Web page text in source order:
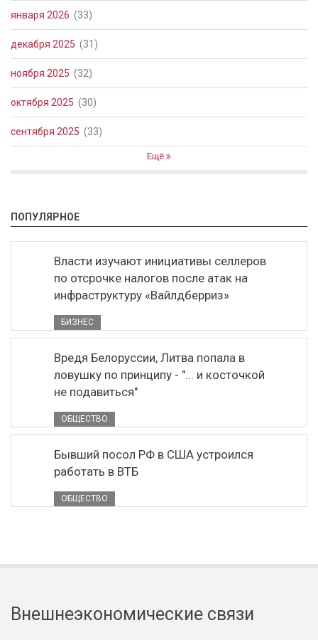
января 2026 (33)
декабря 2025 (31)
ноября 2025 (32)
октября 2025 (30)
сентября 2025 (33)
Ещё
ПОПУЛЯРНОЕ
Власти изучают инициативы селлеров
по отсрочке налогов после атак на
инфраструктуру «Вайлдберриз»
БИЗНЕС
Вредя Белоруссии, Литва попала в
ловушку по принципу - "... и косточкой
не подавиться"
ОБЩЕСТВО
Бывший посол РФ в США устроился
работать в ВТБ
ОБЩЕСТВО
Внешнеэкономические связи